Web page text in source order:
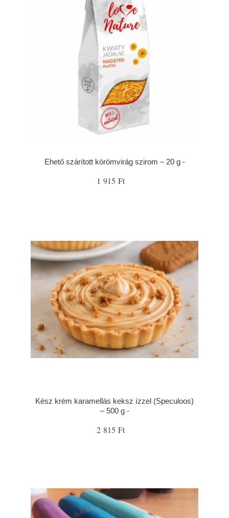
Ehető szárított körömvirág szirom – 20 g -
1 915 Ft
Kész krém karamellás keksz ízzel (Speculoos)
– 500 g -
2 815 Ft